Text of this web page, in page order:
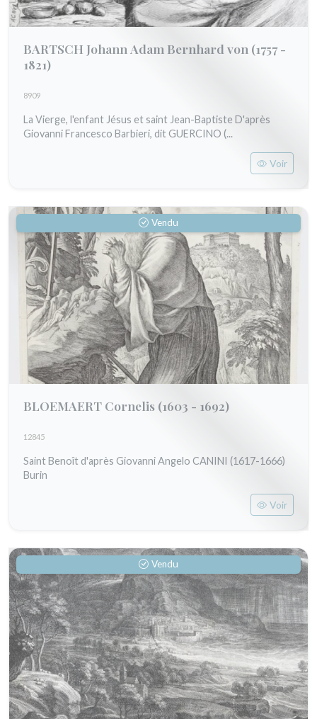
BARTSCH Johann Adam Bernhard von (1757 -
1821)
8909
La Vierge, l'enfant Jésus et saint Jean-Baptiste D'après
Giovanni Francesco Barbieri, dit GUERCINO (...
Voir
Vendu
BLOEMAERT Cornelis (1603 - 1692)
12845
Saint Benoît d'après Giovanni Angelo CANINI (1617-1666)
Burin
Voir
Vendu